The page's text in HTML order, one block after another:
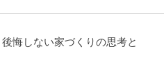
悔しない家づくりの思考と